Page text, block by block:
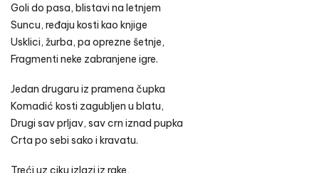
Goli do pasa, blistavi na letnjem
Suncu, ređaju kosti kao knjige
Usklici, žurba, pa oprezne šetnje,
Fragmenti neke zabranjene igre.
Jedan drugaru iz pramena čupka
Komadić kosti zagubljen u blatu,
Drugi sav prljav, sav crn iznad pupka
Crta po sebi sako i kravatu.
Treći uz ciku izlazi iz rake,